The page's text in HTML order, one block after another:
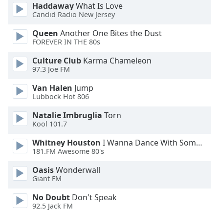
Opacity
Font
Size
Text
Done
Close
Dialog
End
HaddawayWhat Is Love
Candid Radio New Jersey
Queen Another One Bites the Dust
FOREVER IN THE 80s
Culture Club Karma Chameleon
97.3 Joe FM
Van Halen Jump
Lubbock Hot 806
Natalie Imbruglia Torn
Kool 101.7
Whitney Houston I Wanna Dance With Somebody
181.FM Awesome 80's
OasisWonderwall
Giant FM
No Doubt Don't Speak
92.5 Jack FM